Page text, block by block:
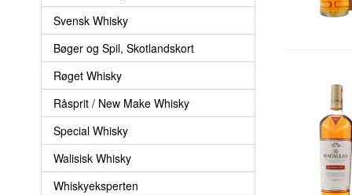
Svensk Whisky
Bøger og Spil, Skotlandskort
Røget Whisky
Råsprit / New Make Whisky
Special Whisky
Walisisk Whisky
Whiskyeksperten